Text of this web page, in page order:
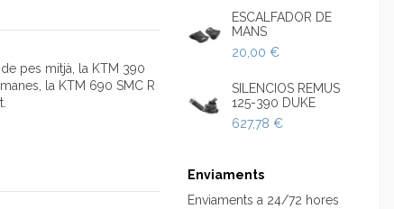
pes mitjà, la KTM 390
la KTM 690 SMC R
ESCALFADOR DE
MANS
20,00 €
SILENCIOS REMUS
125-390 DUKE
627,78 €
Enviaments
Enviaments a 24/72 hores